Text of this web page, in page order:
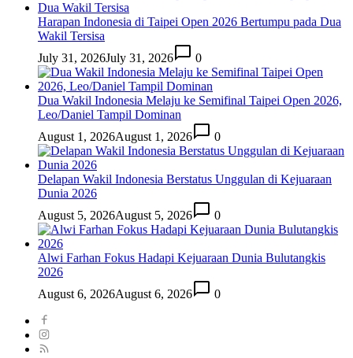
Harapan Indonesia di Taipei Open 2026 Bertumpu pada Dua
Wakil Tersisa
July 31, 2026July 31, 2026 0
Dua Wakil Indonesia Melaju ke Semifinal Taipei Open 2026,
Leo/Daniel Tampil Dominan
August 1, 2026August 1, 2026 0
Delapan Wakil Indonesia Berstatus Unggulan di Kejuaraan
Dunia 2026
August 5, 2026August 5, 2026 0
Alwi Farhan Fokus Hadapi Kejuaraan Dunia Bulutangkis
2026
August 6, 2026August 6, 2026 0